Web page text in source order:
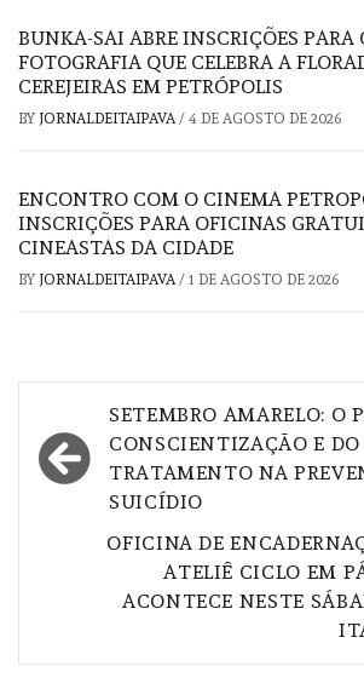
BUNKA-SAI ABRE INSCRIÇÕES PARA
FOTOGRAFIA QUE CELEBRA A
CEREJEIRAS EM PETRÓPOLIS
BY JORNALDEITAIPAVA/ 4 DE AGOSTO DE 2026
ENCONTRO COM O CINEMA
INSCRIÇÕES PARA OFICINAS
CINEASTAS DA CIDADE
BY JORNALDEITAIPAVA/ 1 DE AGOSTO DE 2026
Navegação
de
Post
SETEMBRO AMARELO: O
CONSCIENTIZAÇÃO E DO
TRATAMENTO NA
SUICÍDIO
OFICINA DE
ATELIÊ CICLO EM
ACONTECE NESTE